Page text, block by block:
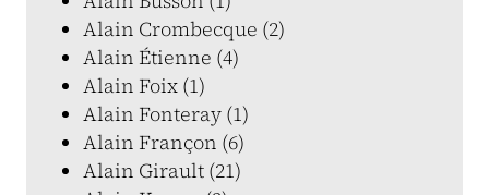
Alain Crombecque (2)
Alain Étienne (4)
Alain Foix (1)
Alain Fonteray (1)
Alain Françon (6)
Alain Girault (21)